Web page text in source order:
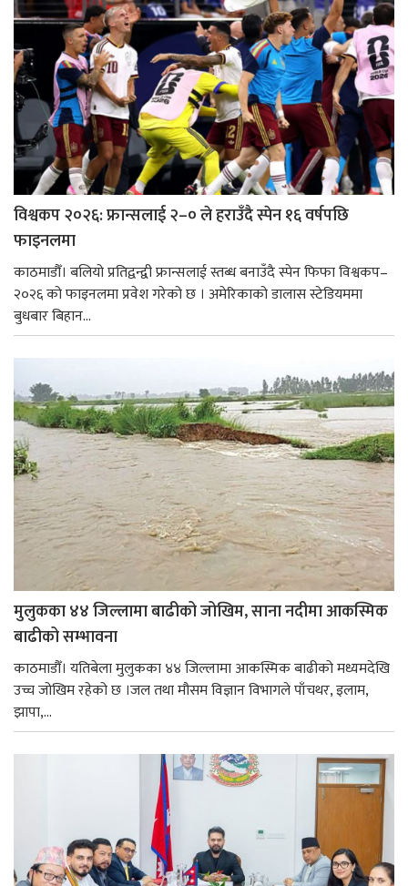
विश्वकप २०२६: फ्रान्सलाई २–० ले हराउँदै स्पेन १६ वर्षपछि
फाइनलमा
काठमाडौँ। बलियो प्रतिद्वन्द्वी फ्रान्सलाई स्तब्ध बनाउँदै स्पेन फिफा विश्वकप–
२०२६ को फाइनलमा प्रवेश गरेको छ । अमेरिकाको डालास स्टेडियममा
बुधबार बिहान...
मुलुकका ४४ जिल्लामा बाढीको जोखिम, साना नदीमा आकस्मिक
बाढीको सम्भावना
काठमाडौँ। यतिबेला मुलुकका ४४ जिल्लामा आकस्मिक बाढीको मध्यमदेखि
उच्च जोखिम रहेको छ ।जल तथा मौसम विज्ञान विभागले पाँचथर, इलाम,
झापा,...